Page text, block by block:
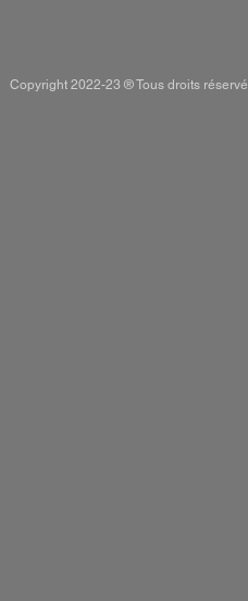
Copyright 2022-23 ® Tous droits